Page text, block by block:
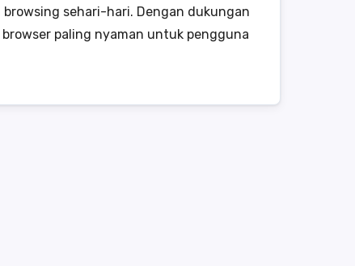
sehari-hari. Dengan dukungan
paling nyaman untuk pengguna